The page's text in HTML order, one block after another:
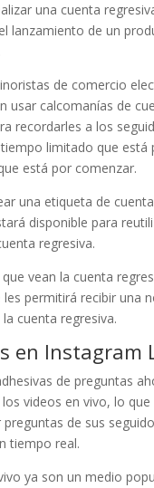
una cuenta
lanzamiento de un
de comercio
usar calcomanías de
recordarles a los
limitado que está
está por comenzar.
una etiqueta de
disponible para
regresiva.
vean la cuenta
les permitirá recibir una
cuenta regresiva.
en Instagram
de preguntas
videos en vivo, lo
de sus
tiempo real.
ya son un medio